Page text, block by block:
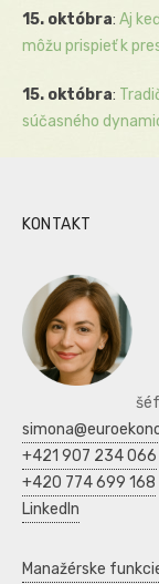
15. októbra: Aj
môžu prispieť k
15. októbra:
súčasného
KONTAKT
+421 907 234 066
+420 774 699 168
LinkedIn
Manažérske